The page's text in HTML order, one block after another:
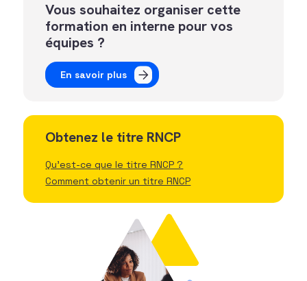
Vous souhaitez organiser cette
formation en interne pour vos
équipes ?
En savoir plus
Obtenez le titre RNCP
Qu'est-ce que le titre RNCP ?
Comment obtenir un titre RNCP